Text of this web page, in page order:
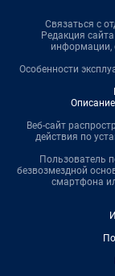
Связаться с
Редакция
информации,
Особенности
Веб-сайт
действия по
Пользователь
безвозмездной
смартфона